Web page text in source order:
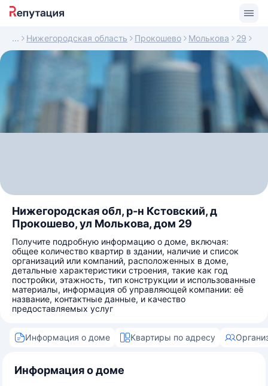
Нижегородская область Прокошево Молькова 29
Нижегородская обл, р-н Кстовский, д
Прокошево, ул Молькова, дом 29
Получите подробную информацию о доме, включая:
общее количество квартир в здании, наличие и список
организаций или компаний, расположенных в доме,
детальные характеристики строения, такие как год
постройки, этажность, тип конструкции и использованные
материалы, информация об управляющей компании: её
название, контактные данные, и качество
предоставляемых услуг
Информация о доме Квартиры по адресу
Информация о доме